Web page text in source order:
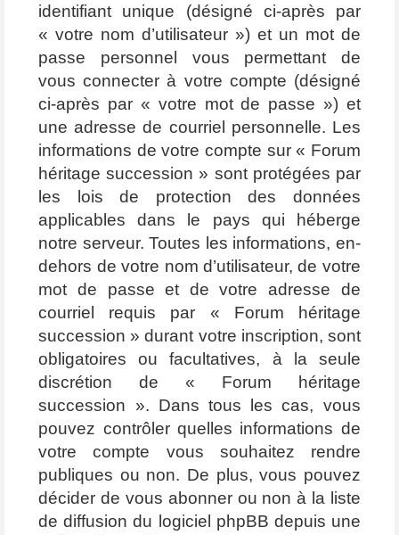
identifiant unique (désigné ci-après par
« votre nom d’utilisateur ») et un mot de
passe personnel vous permettant de
vous connecter à votre compte (désigné
ci-après par « votre mot de passe ») et
une adresse de courriel personnelle. Les
informations de votre compte sur « Forum
héritage succession » sont protégées par
les lois de protection des données
applicables dans le pays qui héberge
notre serveur. Toutes les informations, en-
dehors de votre nom d’utilisateur, de votre
mot de passe et de votre adresse de
courriel requis par « Forum héritage
succession » durant votre inscription, sont
obligatoires ou facultatives, à la seule
discrétion de « Forum héritage
succession ». Dans tous les cas, vous
pouvez contrôler quelles informations de
votre compte vous souhaitez rendre
publiques ou non. De plus, vous pouvez
décider de vous abonner ou non à la liste
de diffusion du logiciel phpBB depuis une